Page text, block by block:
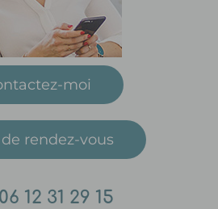
moi
rendez-vous
06 12 31 29 15